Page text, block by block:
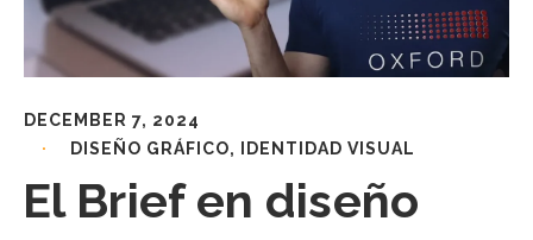
DECEMBER 7, 2024
DISEÑO GRÁFICO, IDENTIDAD VISUAL
El Brief en diseño